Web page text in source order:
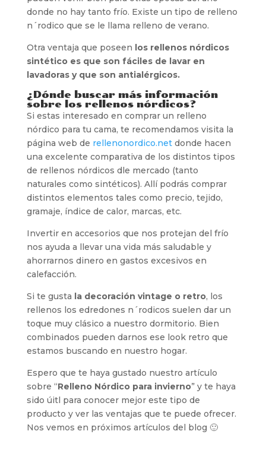
donde no hay tanto frío. Existe un tipo de relleno
n´rodico que se le llama relleno de verano.
Otra ventaja que poseen los rellenos nórdicos
sintético es que son fáciles de lavar en
lavadoras y que son antialérgicos.
¿Dónde buscar más información
sobre los rellenos nórdicos?
Si estas interesado en comprar un relleno
nórdico para tu cama, te recomendamos visita la
página web de rellenonordico.netdonde hacen
una excelente comparativa de los distintos tipos
de rellenos nórdicos dle mercado (tanto
naturales como sintéticos). Allí podrás comprar
distintos elementos tales como precio, tejido,
gramaje, índice de calor, marcas, etc.
Invertir en accesorios que nos protejan del frío
nos ayuda a llevar una vida más saludable y
ahorrarnos dinero en gastos excesivos en
calefacción.
Si te gusta la decoración vintage o retro, los
rellenos los edredones n´rodicos suelen dar un
toque muy clásico a nuestro dormitorio. Bien
combinados pueden darnos ese look retro que
estamos buscando en nuestro hogar.
Espero que te haya gustado nuestro artículo
sobre “Relleno Nórdico para invierno” y te haya
sido úitl para conocer mejor este tipo de
producto y ver las ventajas que te puede ofrecer.
Nos vemos en próximos artículos del blog 🙂